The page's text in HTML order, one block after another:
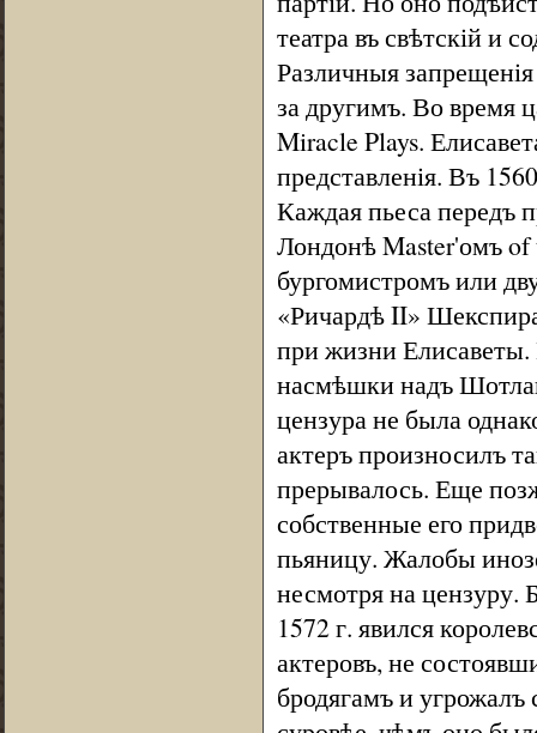
театра въ свѣтскій и
Различныя
за другимъ. Во время
Miracle Plays.
представленія. Въ
Каждая пьеса передъ
Лондонѣ Master'омъ of
бургомистромъ или
«Ричардѣ II»
при жизни Елисаветы.
насмѣшки надъ
цензура не была
актеръ произносилъ
прерывалось. Еще
собственные его
пьяницу. Жалобы
несмотря на цензуру.
1572 г. явился
актеровъ, не
бродягамъ и угрожалъ